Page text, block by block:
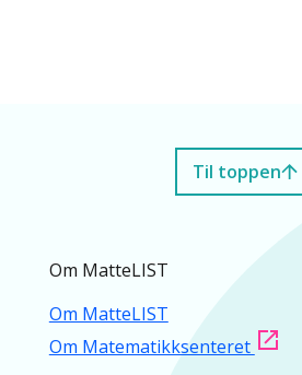
Til toppen
Om MatteLIST
Om MatteLIST
Om Matematikksenteret